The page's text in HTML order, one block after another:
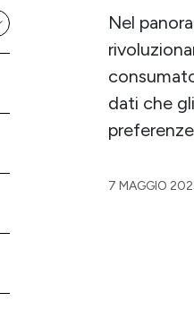
Nel
dati che
7 MAGGIO